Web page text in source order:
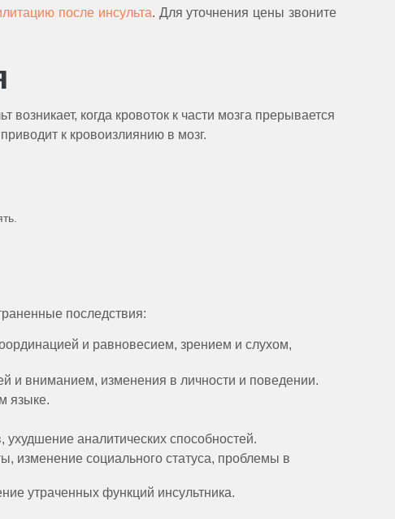
после инсульта. Для уточнения цены звоните
когда кровоток к части мозга прерывается
к кровоизлиянию в мозг.
последствия:
и равновесием, зрением и слухом,
и вниманием, изменения в личности и поведении.
языке.
аналитических способностей.
изменение социального статуса, проблемы в
утраченных функций инсультника.